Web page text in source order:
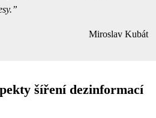
Miroslav Kubát
šíření dezinformací